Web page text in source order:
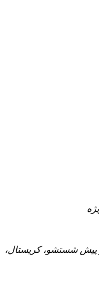
شستشو، کریستال،